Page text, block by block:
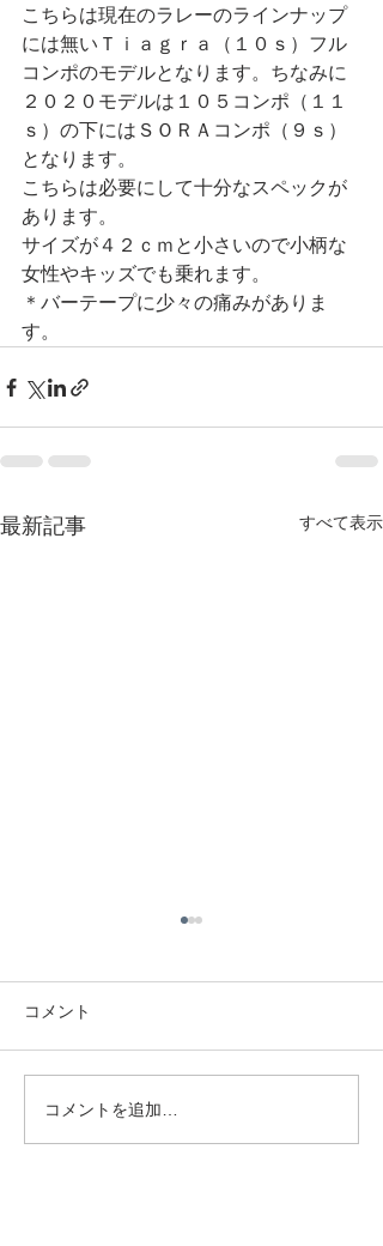
こちらは現在のラレーのラインナップ
には無いＴｉａｇｒａ（１０ｓ）フル
コンポのモデルとなります。ちなみに
２０２０モデルは１０５コンポ（１１
ｓ）の下にはＳＯＲＡコンポ（９ｓ）
となります。
こちらは必要にして十分なスペックが
あります。
サイズが４２ｃｍと小さいので小柄な
女性やキッズでも乗れます。
＊バーテープに少々の痛みがありま
す。
最新記事 すべて表示
大洗サイクリング２０２
１
コメント
コメントを追加…